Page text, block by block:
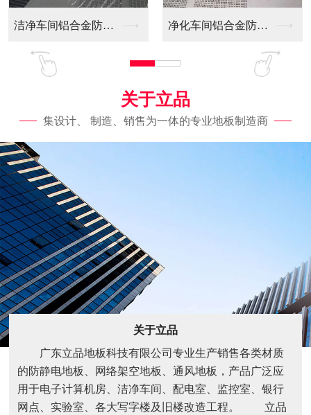
全铝防静电地板
关于立品
集设计、 制造、销售为一体的专业地板制造商
关于立品
广东立品地板科技有限公司专业生产销售各类材质
的防静电地板、网络架空地板、通风地板，产品广泛应
用于电子计算机房、洁净车间、配电室、监控室、银行
网点、实验室、各大写字楼及旧楼改造工程。 立品